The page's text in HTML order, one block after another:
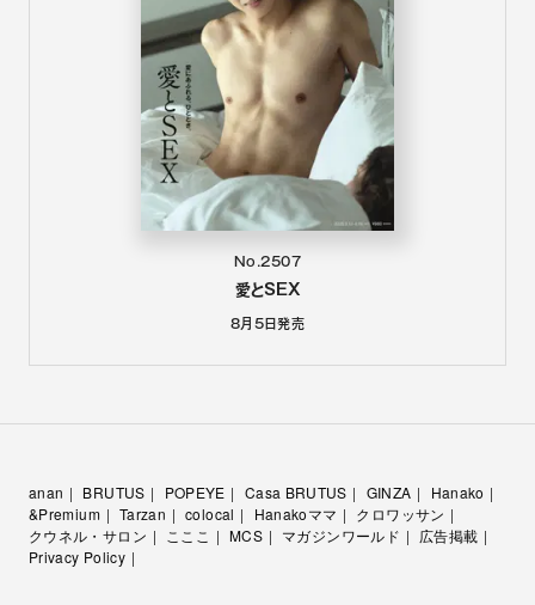
No.2507
愛とSEX
8月5日発売
anan BRUTUS POPEYE Casa BRUTUS GINZA
Hanako
&Premium
Tarzan colocal Hanakoママ
クロワッサン
クウネル・サロン
こここ MCS マガジンワールド
広告掲載
Privacy Policy